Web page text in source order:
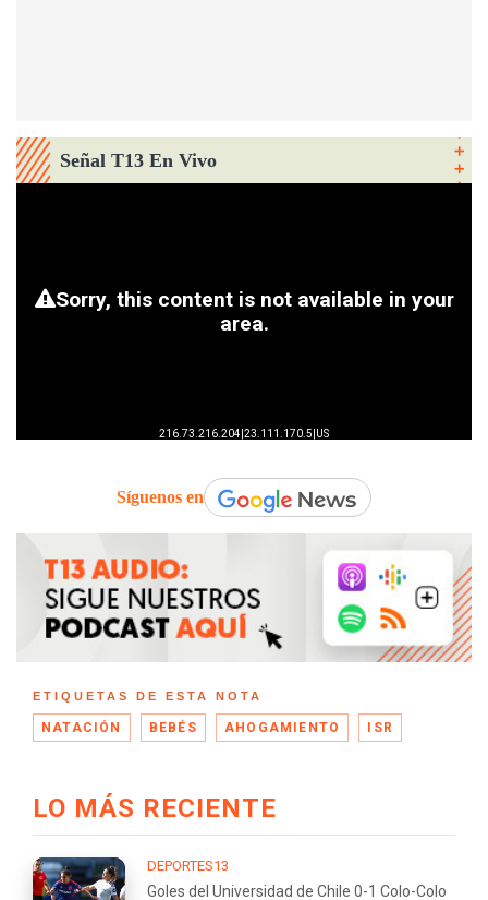
Señal T13 En Vivo
Síguenos en
ETIQUETAS DE ESTA NOTA
NATACIÓN BEBÉS AHOGAMIENTO ISR
LO MÁS RECIENTE
DEPORTES13
Goles del Universidad de Chile 0-1 Colo-Colo